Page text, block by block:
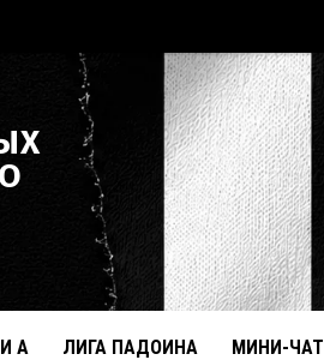
А ЛИГА ПАДОИНА МИНИ-ЧАТ